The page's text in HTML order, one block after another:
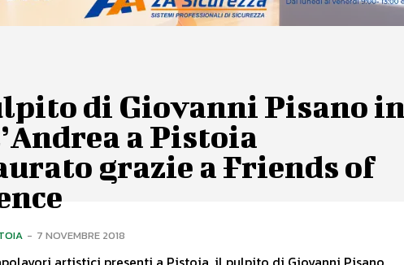
di Giovanni Pisano in
a Pistoia
grazie a Friends of
- 7 NOVEMBRE 2018